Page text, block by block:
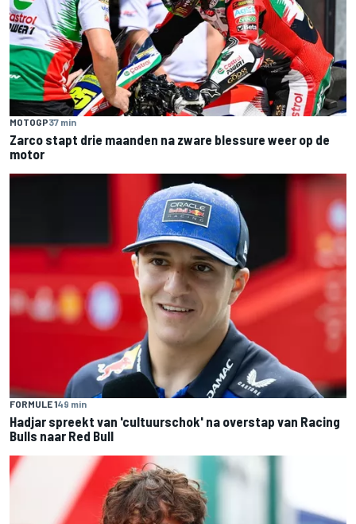
MOTOGP37 min
Zarco stapt drie maanden na zware blessure weer op de
motor
FORMULE 149 min
Hadjar spreekt van 'cultuurschok' na overstap van Racing
Bulls naar Red Bull